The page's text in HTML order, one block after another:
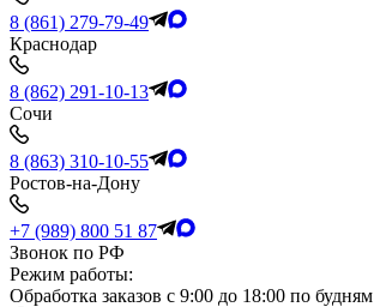
8 (861) 279-79-49
Краснодар
8 (862) 291-10-13
Сочи
8 (863) 310-10-55
Ростов-на-Дону
+7 (989) 800 51 87
Звонок по РФ
Режим работы:
Обработка заказов с 9:00 до 18:00 по будням